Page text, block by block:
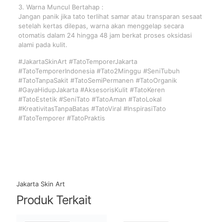
3. Warna Muncul Bertahap :
Jangan panik jika tato terlihat samar atau transparan sesaat
setelah kertas dilepas, warna akan menggelap secara
otomatis dalam 24 hingga 48 jam berkat proses oksidasi
alami pada kulit.
#JakartaSkinArt #TatoTemporerJakarta
#TatoTemporerIndonesia #Tato2Minggu #SeniTubuh
#TatoTanpaSakit #TatoSemiPermanen #TatoOrganik
#GayaHidupJakarta #AksesorisKulit #TatoKeren
#TatoEstetik #SeniTato #TatoAman #TatoLokal
#KreativitasTanpaBatas #TatoViral #InspirasiTato
#TatoTemporer #TatoPraktis
Jakarta Skin Art
Produk Terkait